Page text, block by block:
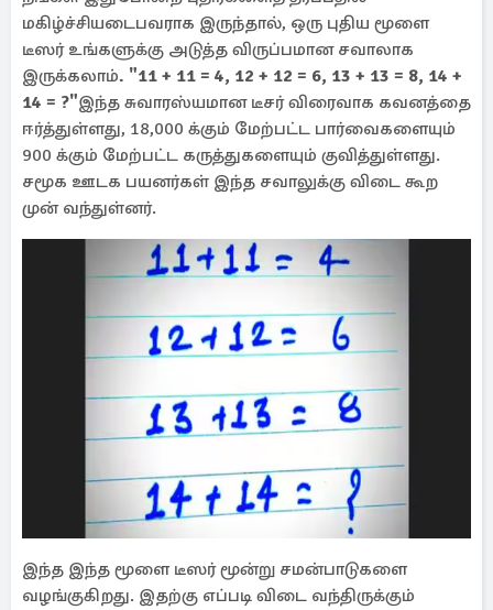
மகிழ்ச்சியடைபவராக இருந்தால், ஒரு புதிய மூளை
டீஸர் உங்களுக்கு அடுத்த விருப்பமான சவாலாக
இருக்கலாம். "11 + 11 = 4, 12 + 12 = 6, 13 + 13 = 8, 14 +
14 = ?"இந்த சுவாரஸ்யமான டீசர் விரைவாக கவனத்தை
ஈர்த்துள்ளது, 18,000 க்கும் மேற்பட்ட பார்வைகளையும்
900 க்கும் மேற்பட்ட கருத்துகளையும் குவித்துள்ளது.
சமூக ஊடக பயனர்கள் இந்த சவாலுக்கு விடை கூற
முன் வந்துள்னர்.
இந்த இந்த மூளை டீஸர் மூன்று சமன்பாடுகளை
வழங்குகிறது. இதற்கு எப்படி விடை வந்திருக்கும்